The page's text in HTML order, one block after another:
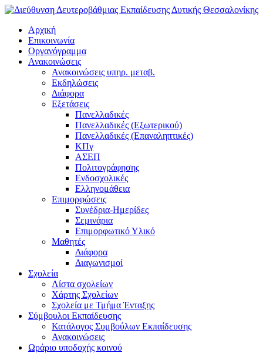
Αρχική
Επικοινωνία
Οργανόγραμμα
Ανακοινώσεις
Ανακοινώσεις υπηρ. μεταβ.
Εκδηλώσεις
Διάφορα
Εξετάσεις
Πανελλαδικές
Πανελλαδικές (Εξωτερικού)
Πανελλαδικές (Επαναληπτικές)
ΚΠγ
ΑΣΕΠ
Πολιτογράφησης
Ενδοσχολικές
Ελληνομάθεια
Επιμορφώσεις
Συνέδρια-Ημερίδες
Σεμινάρια
Επιμορφωτικό Υλικό
Μαθητές
Διάφορα
Διαγωνισμοί
Σχολεία
Λίστα σχολείων
Χάρτης Σχολείων
Σχολεία με Τμήμα Ένταξης
Σύμβουλοι Εκπαίδευσης
Κατάλογος Συμβούλων Εκπαίδευσης
Ανακοινώσεις
Ωράριο υποδοχής κοινού